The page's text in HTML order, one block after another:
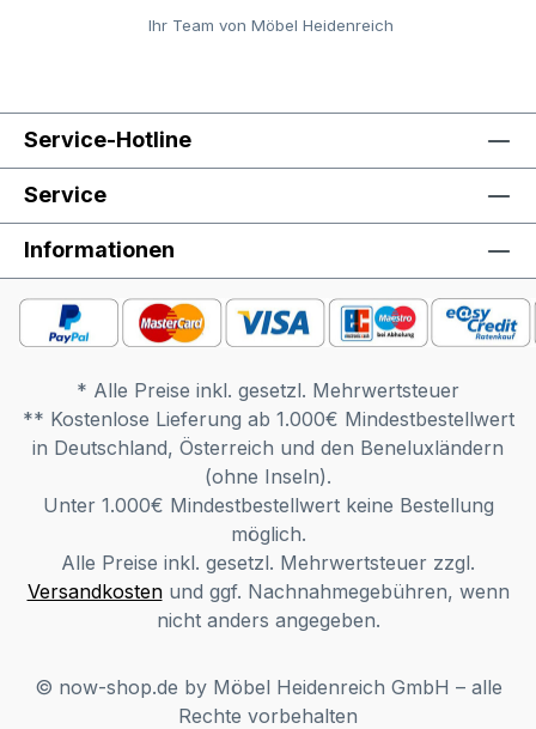
Ihr Team von Möbel Heidenreich
Service-Hotline
Service
Informationen
* Alle Preise inkl. gesetzl. Mehrwertsteuer
** Kostenlose Lieferung ab 1.000€ Mindestbestellwert
in Deutschland, Österreich und den Beneluxländern
(ohne Inseln).
Unter 1.000€ Mindestbestellwert keine Bestellung
möglich.
Alle Preise inkl. gesetzl. Mehrwertsteuer zzgl.
Versandkostenund ggf. Nachnahmegebühren, wenn
nicht anders angegeben.
© now-shop.de by Möbel Heidenreich GmbH – alle
Rechte vorbehalten